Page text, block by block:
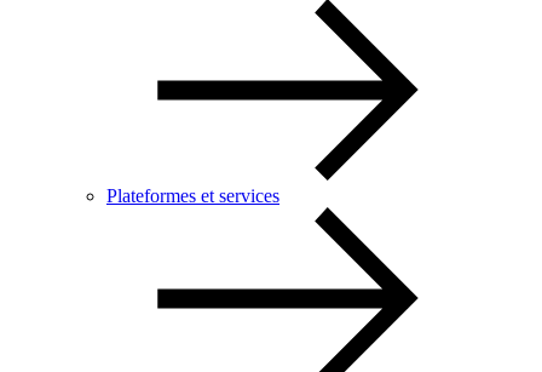
Plateformes et services